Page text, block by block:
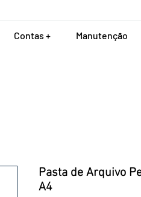
Contas + Manutenção
Pasta de Arquivo
A4